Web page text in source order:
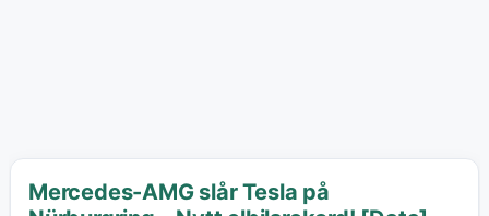
Mercedes-AMG slår Tesla på